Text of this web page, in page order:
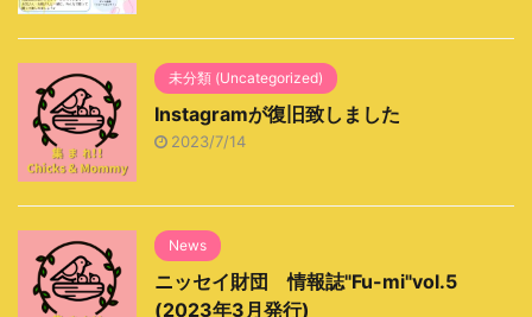
未分類 (Uncategorized)
Instagramが復旧致しました
2023/7/14
News
ニッセイ財団 情報誌"Fu-mi"vol.5
(2023年3月発行)